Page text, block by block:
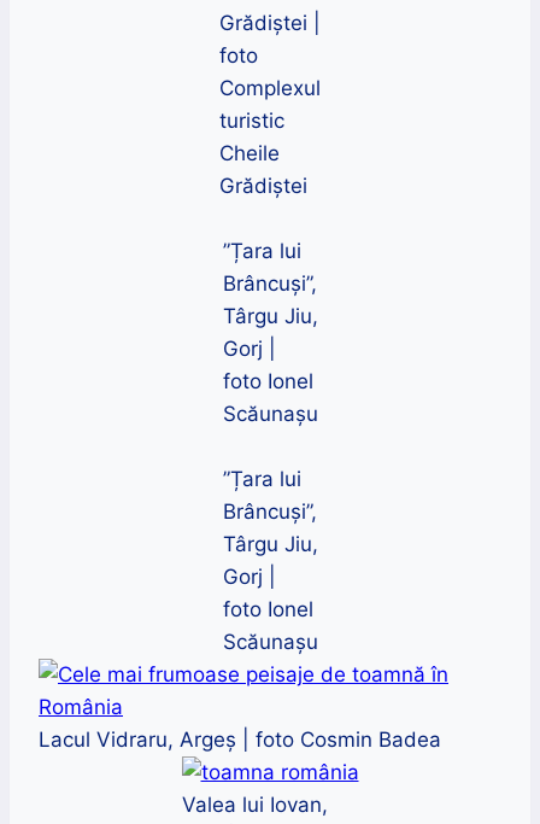
Grădiștei |
foto
Complexul
turistic
Cheile
Grădiștei
”Țara lui
Brâncuși”,
Târgu Jiu,
Gorj |
foto Ionel
Scăunașu
”Țara lui
Brâncuși”,
Târgu Jiu,
Gorj |
foto Ionel
Scăunașu
Lacul Vidraru, Argeș | foto Cosmin Badea
Valea lui Iovan,